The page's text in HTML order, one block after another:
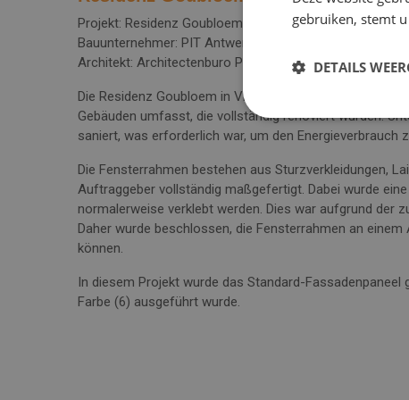
Projekt: Residenz Goubloem in Vilvoorde | Belgien
Bauunternehmer: PIT Antwerpen
Architekt: Architectenburo Plaza & Talud
Die Residenz Goubloem in Vilvoorde, Belgien, ist ein
Gebäuden umfasst, die vollständig renoviert wurden.
saniert, was erforderlich war, um den Energieverbrauch
Die Fensterrahmen bestehen aus Sturzverkleidungen,
Auftraggeber vollständig maßgefertigt. Dabei wurde
normalerweise verklebt werden. Dies war aufgrund der
Daher wurde beschlossen, die Fensterrahmen an
können.
In diesem Projekt wurde das Standard-
Farbe (6) ausgeführt wurde.
gebruiken, stemt
DETAILS